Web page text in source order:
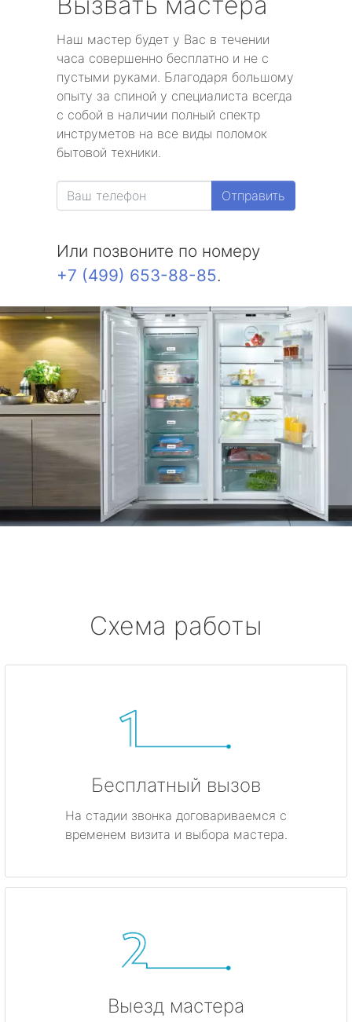
Наш мастер будет у Вас в течении
часа совершенно бесплатно и не с
пустыми руками. Благодаря большому
опыту за спиной у специалиста всегда
с собой в наличии полный спектр
инструметов на все виды поломок
бытовой техники.
Отправить
Или позвоните по номеру
+7 (499) 653-88-85.
Схема работы
Бесплатный вызов
На стадии звонка договариваемся с
временем визита и выбора мастера.
Выезд мастера